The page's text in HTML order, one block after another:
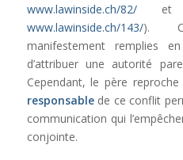
www.lawinside.ch/82/
www.lawinside.ch/143/).
manifestement remplies
d’attribuer une autorité
Cependant, le père reproche
responsablede ce conflit
communication qui
conjointe.